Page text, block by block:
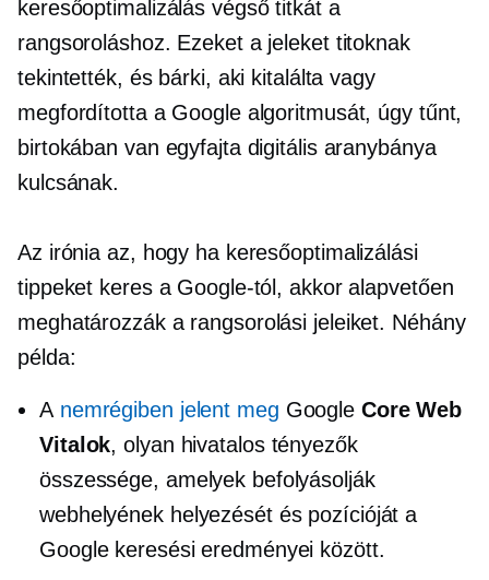
keresőoptimalizálás végső titkát a
rangsoroláshoz. Ezeket a jeleket titoknak
tekintették, és bárki, aki kitalálta vagy
megfordította a Google algoritmusát, úgy tűnt,
birtokában van egyfajta digitális aranybánya
kulcsának.
Az irónia az, hogy ha keresőoptimalizálási
tippeket keres a Google-tól, akkor alapvetően
meghatározzák a rangsorolási jeleiket. Néhány
példa:
A nemrégiben jelent meg Google Core Web
Vitalok, olyan hivatalos tényezők
összessége, amelyek befolyásolják
webhelyének helyezését és pozícióját a
Google keresési eredményei között.